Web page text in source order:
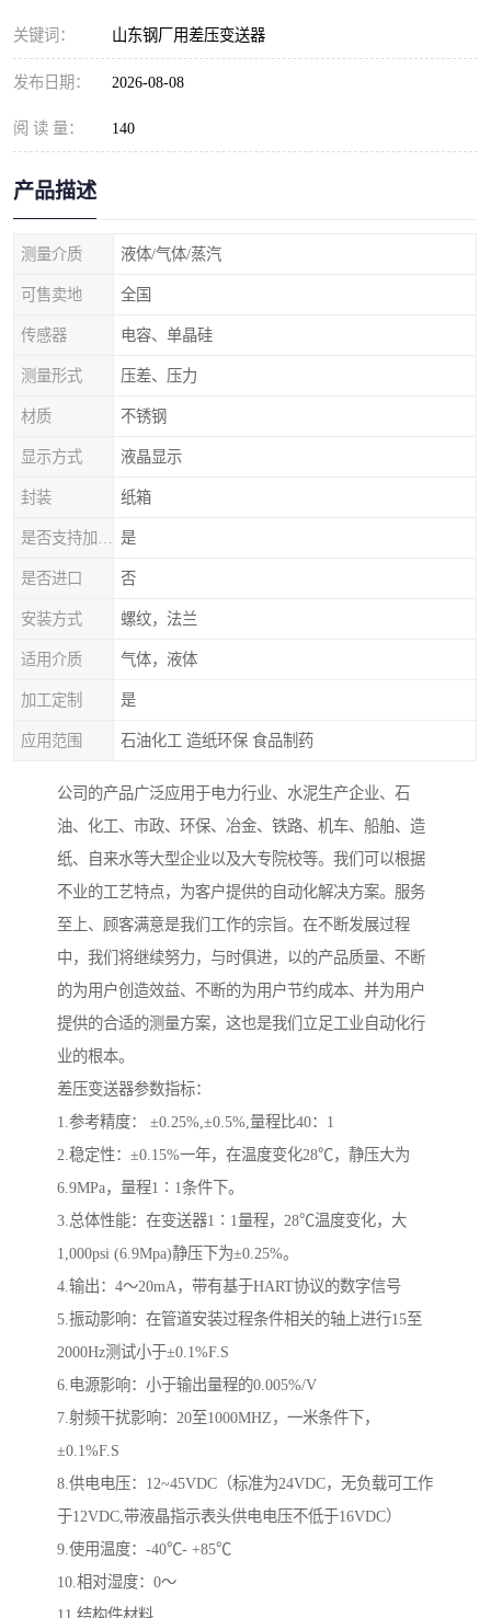
关键词： 山东钢厂用差压变送器
发布日期： 2026-08-08
阅 读 量： 140
产品描述
测量介质 液体/气体/蒸汽
可售卖地 全国
传感器 电容、单晶硅
测量形式 压差、压力
材质 不锈钢
显示方式 液晶显示
封装 纸箱
是
是否进口 否
安装方式 螺纹，法兰
适用介质 气体，液体
加工定制 是
应用范围 石油化工 造纸环保 食品制药
公司的产品广泛应用于电力行业、水泥生产企业、石
油、化工、市政、环保、冶金、铁路、机车、船舶、造
纸、自来水等大型企业以及大专院校等。我们可以根据
不业的工艺特点，为客户提供的自动化解决方案。服务
至上、顾客满意是我们工作的宗旨。在不断发展过程
中，我们将继续努力，与时俱进，以的产品质量、不断
的为用户创造效益、不断的为用户节约成本、并为用户
提供的合适的测量方案，这也是我们立足工业自动化行
业的根本。
差压变送器参数指标：
1.参考精度： ±0.25%,±0.5%,量程比40：1
2.稳定性：±0.15%一年，在温度变化28℃，静压大为
6.9MPa，量程1∶1条件下。
3.总体性能：在变送器1∶1量程，28℃温度变化，大
1,000psi (6.9Mpa)静压下为±0.25%。
4.输出：4～20mA，带有基于HART协议的数字信号
5.振动影响：在管道安装过程条件相关的轴上进行15至
2000Hz测试小于±0.1%F.S
6.电源影响：小于输出量程的0.005%/V
7.射频干扰影响：20至1000MHZ，一米条件下，
±0.1%F.S
8.供电电压：12~45VDC（标准为24VDC，无负载可工作
于12VDC,带液晶指示表头供电电压不低于16VDC）
9.使用温度：-40℃- +85℃
10.相对湿度：0～